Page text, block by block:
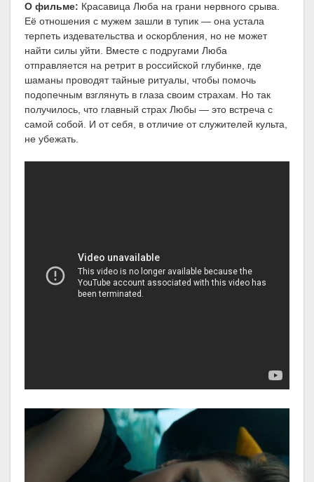
О фильме: Красавица Люба на грани нервного срыва.
Её отношения с мужем зашли в тупик — она устала
терпеть издевательства и оскорбления, но не может
найти силы уйти. Вместе с подругами Люба
отправляется на ретрит в российской глубинке, где
шаманы проводят тайные ритуалы, чтобы помочь
подопечным взглянуть в глаза своим страхам. Но так
получилось, что главный страх Любы — это встреча с
самой собой. И от себя, в отличие от служителей культа,
не убежать.